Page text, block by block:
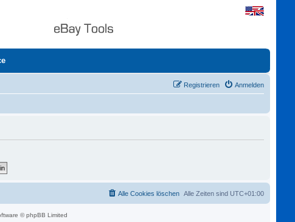
Anmelden
Registrieren
Alle Zeiten sind UTC+01:00
Alle Cookies löschen
© phpBB Limited